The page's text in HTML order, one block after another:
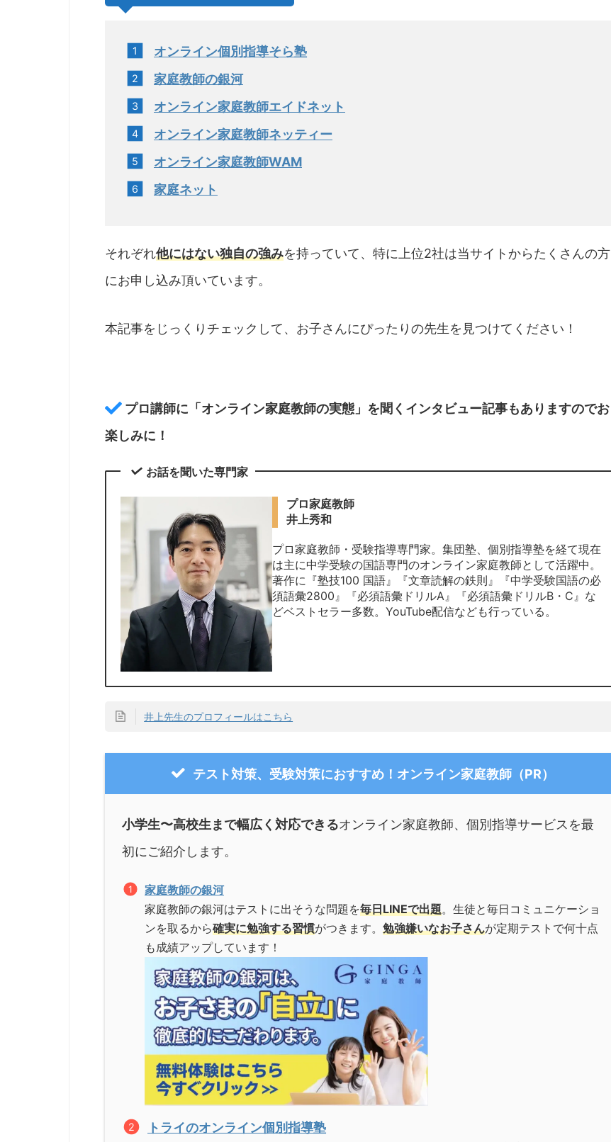
オンライン個別指導そら塾
家庭教師の銀河
オンライン家庭教師エイドネット
オンライン家庭教師ネッティー
オンライン家庭教師WAM
家庭ネット
それぞれ他にはない独自の強みを持っていて、特に上位2社は当サイトからたくさんの方
にお申し込み頂いています。
本記事をじっくりチェックして、お子さんにぴったりの先生を見つけてください！
プロ講師に「オンライン家庭教師の実態」を聞くインタビュー記事もありますのでお
楽しみに！
お話を聞いた専門家
プロ家庭教師
井上秀和
プロ家庭教師・受験指導専門家。集団塾、個別指導塾を経て現在
は主に中学受験の国語専門のオンライン家庭教師として活躍中。
著作に『塾技100 国語』『文章読解の鉄則』『中学受験国語の必
須語彙2800』『必須語彙ドリルA』『必須語彙ドリルB・C』な
どベストセラー多数。YouTube配信なども行っている。
井上先生のプロフィールはこちら
テスト対策、受験対策におすすめ！オンライン家庭教師（PR）
小学生〜高校生まで幅広く対応できるオンライン家庭教師、個別指導サービスを最
初にご紹介します。
家庭教師の銀河
家庭教師の銀河はテストに出そうな問題を毎日LINEで出題。生徒と毎日コミュニケーショ
ンを取るから確実に勉強する習慣がつきます。 勉強嫌いなお子さんが定期テストで何十点
も成績アップしています！
トライのオンライン個別指導塾